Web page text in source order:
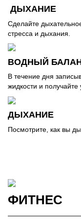
ДЫХАНИЕ
Сделайте
стресса и дыхания.
ВОДНЫЙ
В течение дня
жидкости и
ДЫХАНИЕ
Посмотрите, как вы
ФИТНЕС